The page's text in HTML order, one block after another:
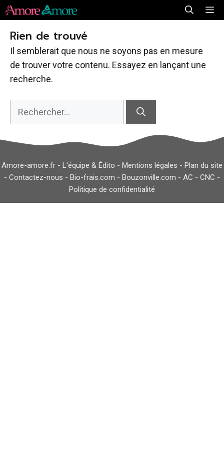
Aller
au
contenu
Rien de trouvé
Il semblerait que nous ne soyons pas en mesure
de trouver votre contenu. Essayez en lançant une
recherche.
Rechercher :
Amore-amore.fr - L'équipe & Édito - Mentions légales - Plan du site
- Contactez-nous - Bio-frais.com - Bouzonville.com - AC - CNC -
Politique de confidentialité